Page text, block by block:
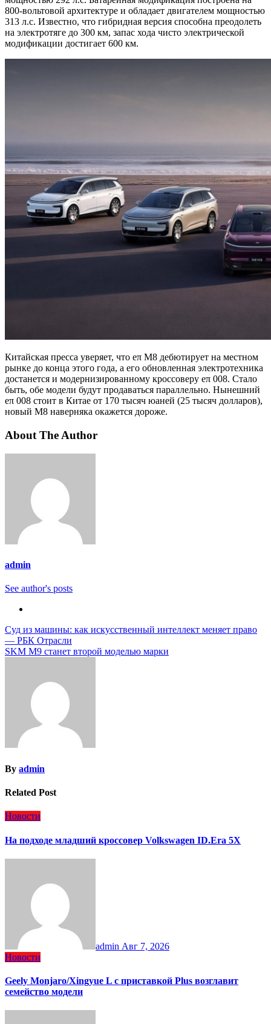
800-вольтовой архитектуре и обладает двигателем мощностью
313 л.с. Известно, что гибридная версия способна преодолеть
на электротяге до 300 км, запас хода чисто электрической
модификации достигает 600 км.
Китайская пресса уверяет, что eπ M8 дебютирует на местном
рынке до конца этого года, а его обновленная электротехника
достанется и модернизированному кроссоверу eπ 008. Стало
быть, обе модели будут продаваться параллельно. Нынешний
eπ 008 стоит в Китае от 170 тысяч юаней (25 тысяч долларов),
новый M8 наверняка окажется дороже.
About The Author
admin
See author's posts
Навигация
по
Суд из машины: как искусственный интеллект меняет право
— РБК Отрасли
SKM M9 станет второй моделью марки
By admin
Related Post
Новости
На подходе младший кроссовер Volkswagen ID.Era 5X
admin Авг 7, 2026
Новости
Geely Monjaro/Xingyue L с приставкой Plus возглавит
семейство модели